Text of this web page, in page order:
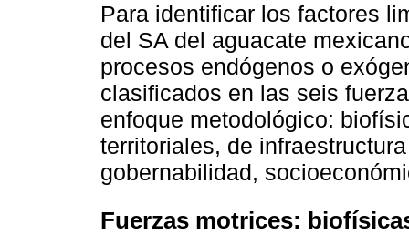
Para identificar los factores
del SA del aguacate
procesos endógenos o
clasificados en las seis
enfoque metodológico:
territoriales, de
gobernabilidad,
Fuerzas motrices: